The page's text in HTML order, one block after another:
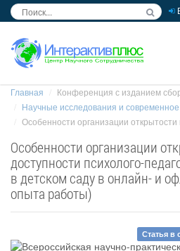
Главная
Конференция с изданием
Научные исследования и
Особенности организации открытости
Особенности организации
доступности психолого-
в детском саду в онлайн- и
опыта работы)
Статья в